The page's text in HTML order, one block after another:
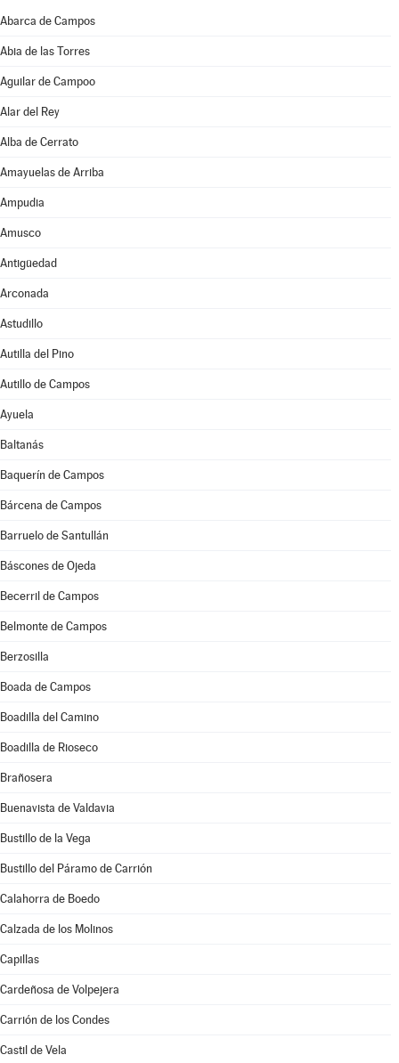
Abarca de Campos
Abia de las Torres
Aguilar de Campoo
Alar del Rey
Alba de Cerrato
Amayuelas de Arriba
Ampudia
Amusco
Antigüedad
Arconada
Astudillo
Autilla del Pino
Autillo de Campos
Ayuela
Baltanás
Baquerín de Campos
Bárcena de Campos
Barruelo de Santullán
Báscones de Ojeda
Becerril de Campos
Belmonte de Campos
Berzosilla
Boada de Campos
Boadilla del Camino
Boadilla de Rioseco
Brañosera
Buenavista de Valdavia
Bustillo de la Vega
Bustillo del Páramo de Carrión
Calahorra de Boedo
Calzada de los Molinos
Capillas
Cardeñosa de Volpejera
Carrión de los Condes
Castil de Vela